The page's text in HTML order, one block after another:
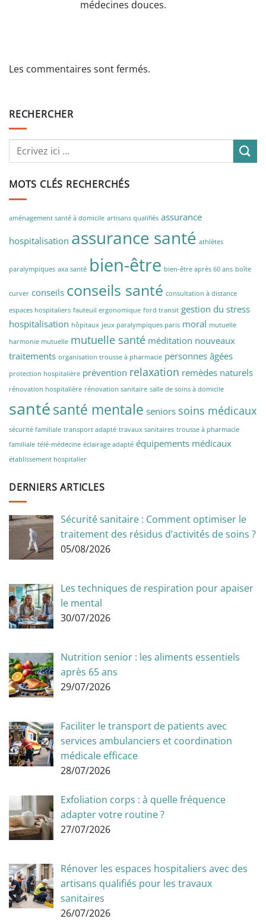
médecines douces.
Les commentaires sont fermés.
RECHERCHER
MOTS CLÉS RECHERCHÉS
aménagement santé à domicile artisans qualifiés assurance
hospitalisation assurance santé athlètes
paralympiques axa santé bien-être bien-être après 60 ans boîte
curver conseils conseils santé consultation à distance
espaces hospitaliers fauteuil ergonomique ford transit gestion du stress
hospitalisation hôpitaux jeux paralympiques paris moral mutuelle
harmonie mutuelle mutuelle santé méditation nouveaux
traitements organisation trousse à pharmacie personnes âgées
protection hospitalière prévention relaxation remèdes naturels
rénovation hospitalière rénovation sanitaire salle de soins à domicile
santésanté mentale seniors soins médicaux
sécurité familiale transport adapté travaux sanitaires trousse à pharmacie
familiale télé-médecine éclairage adapté équipements médicaux
établissement hospitalier
DERNIERS ARTICLES
Sécurité sanitaire : Comment optimiser le
traitement des résidus d’activités de soins ?
05/08/2026
Les techniques de respiration pour apaiser
le mental
30/07/2026
Nutrition senior : les aliments essentiels
après 65 ans
29/07/2026
Faciliter le transport de patients avec
services ambulanciers et coordination
médicale efficace
28/07/2026
Exfoliation corps : à quelle fréquence
adapter votre routine ?
27/07/2026
Rénover les espaces hospitaliers avec des
artisans qualifiés pour les travaux
sanitaires
26/07/2026